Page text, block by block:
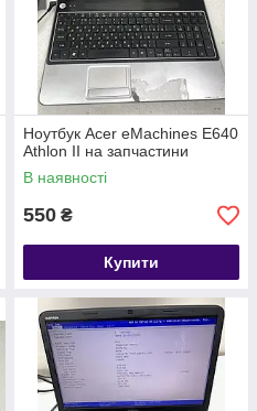
Ноутбук Acer eMachines E640
Athlon II на запчастини
В наявності
550 ₴
Купити